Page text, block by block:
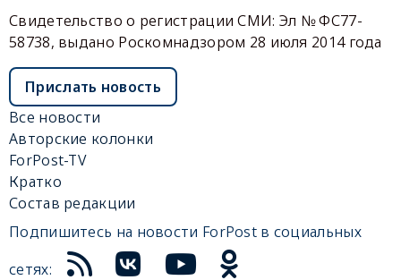
Свидетельство о регистрации СМИ: Эл № ФС77-
58738, выдано Роскомнадзором 28 июля 2014 года
Прислать новость
Все новости
Авторские колонки
ForPost-TV
Кратко
Состав редакции
Подпишитесь на новости ForPost в социальных
сетях: